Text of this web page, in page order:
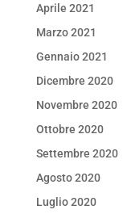
Aprile 2021
Marzo 2021
Gennaio 2021
Dicembre 2020
Novembre 2020
Ottobre 2020
Settembre 2020
Agosto 2020
Luglio 2020